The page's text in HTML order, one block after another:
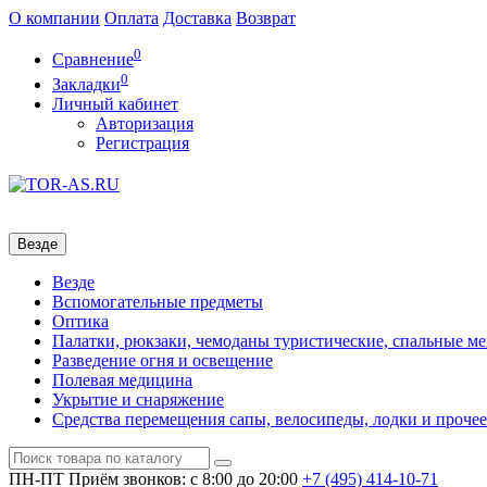
О компании Оплата Доставка Возврат
Сравнение0
Закладки0
Личный кабинет
Авторизация
Регистрация
Везде
Везде
Вспомогательные предметы
Оптика
Палатки, рюкзаки, чемоданы туристические, спальные
Разведение огня и освещение
Полевая медицина
Укрытие и снаряжение
Средства перемещения сапы, велосипеды, лодки и прочее
ПН-ПТ Приём звонков: с 8:00 до 20:00 +7 (495) 414-10-71